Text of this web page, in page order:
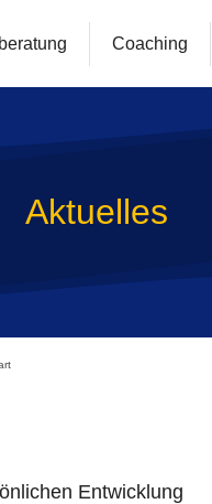
Coaching
Aktuelles
Entwicklung